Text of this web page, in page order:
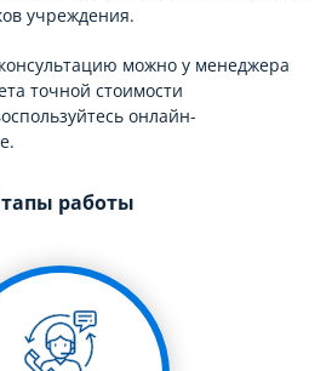
учреждения.
можно у менеджера
точной стоимости
онлайн-
работы